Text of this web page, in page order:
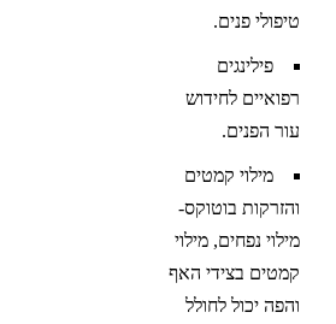
טיפולי פנים.
פילינגים
רפואיים לחידוש
עור הפנים.
מילוי קמטים
והזרקות בוטוקס-
מילוי נפחים, מילוי
קמטים בצידי האף
והפה יכול לחולל